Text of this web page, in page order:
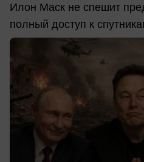
Илон Маск не спешит
полный доступ к